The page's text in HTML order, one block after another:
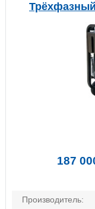
Производитель:
187